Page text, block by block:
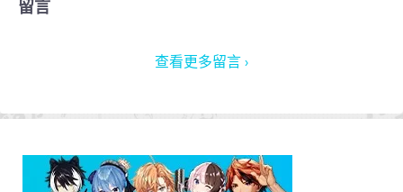
留言
查看更多留言 ›